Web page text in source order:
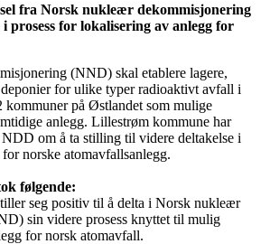
fra Norsk nukleær dekommisjonering
prosess for lokalisering av anlegg for
(NND) skal etablere lagere,
for ulike typer radioaktivt avfall i
kommuner på Østlandet som mulige
anlegg. Lillestrøm kommune har
om å ta stilling til videre deltakelse i
norske atomavfallsanlegg.
følgende:
seg positiv til å delta i Norsk nukleær
sin videre prosess knyttet til mulig
for norsk atomavfall.